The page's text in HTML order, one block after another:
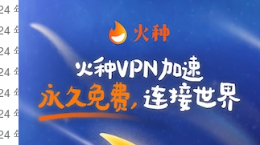
年 7 月
年 6 月
年 5 月
年 4 月
年 3 月
年 2 月
年 1 月